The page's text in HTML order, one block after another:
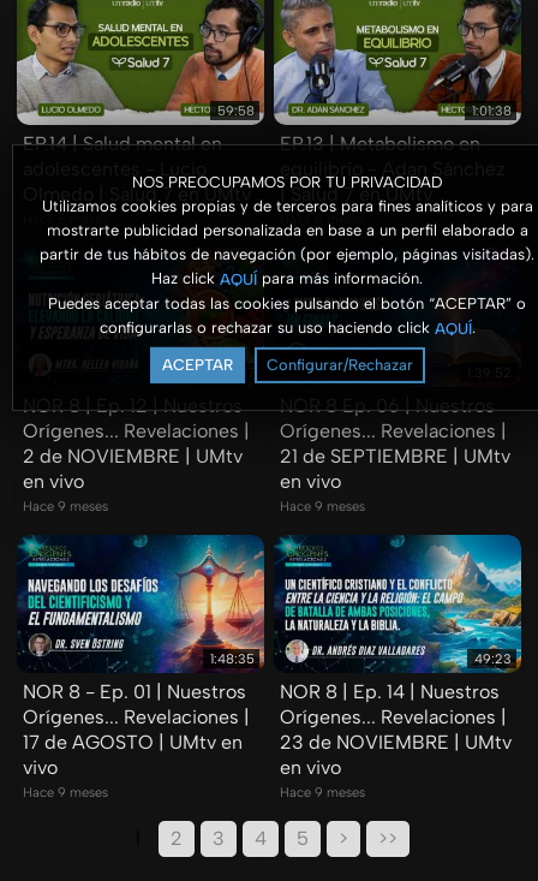
NOS PREOCUPAMOS POR TU PRIVACIDAD
Utilizamos cookies propias y de terceros para fines analíticos y para
mostrarte publicidad personalizada en base a un perfil elaborado a
partir de tus hábitos de navegación (por ejemplo, páginas visitadas).
Haz click AQUÍ para más información.
Puedes aceptar todas las cookies pulsando el botón “ACEPTAR” o
configurarlas o rechazar su uso haciendo click AQUÍ.
ACEPTAR Configurar/Rechazar
59:58
EP.14 | Salud mental en
Olmedo | Salud 7 en UMtv
1:01:38
EP.13 | Metabolismo en
| Salud 7 en UMtv
Hace 6 meses
1:55:57
NOR 8 | Ep. 12 | Nuestros
Orígenes... Revelaciones |
2 de NOVIEMBRE | UMtv
en vivo
Hace 9 meses
NOR 8 Ep. 06 | Nuestros
Orígenes... Revelaciones |
21 de SEPTIEMBRE | UMtv
en vivo
Hace 9 meses
1:48:35
NOR 8 - Ep. 01 | Nuestros
Orígenes... Revelaciones |
17 de AGOSTO | UMtv en
vivo
Hace 9 meses
49:23
NOR 8 | Ep. 14 | Nuestros
Orígenes... Revelaciones |
23 de NOVIEMBRE | UMtv
en vivo
Hace 9 meses
2 3 4 5 > >>